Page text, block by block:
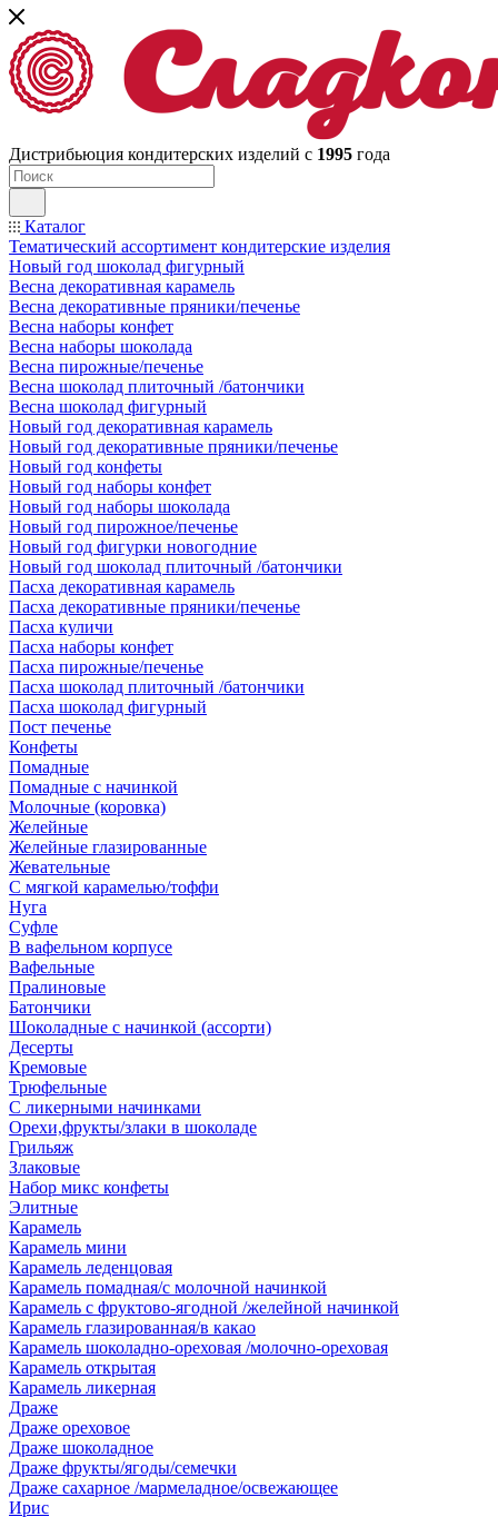
Дистрибьюция кондитерских изделий с 1995 года
Каталог
Тематический ассортимент кондитерские изделия
Новый год шоколад фигурный
Весна декоративная карамель
Весна декоративные пряники/печенье
Весна наборы конфет
Весна наборы шоколада
Весна пирожные/печенье
Весна шоколад плиточный /батончики
Весна шоколад фигурный
Новый год декоративная карамель
Новый год декоративные пряники/печенье
Новый год конфеты
Новый год наборы конфет
Новый год наборы шоколада
Новый год пирожное/печенье
Новый год фигурки новогодние
Новый год шоколад плиточный /батончики
Пасха декоративная карамель
Пасха декоративные пряники/печенье
Пасха куличи
Пасха наборы конфет
Пасха пирожные/печенье
Пасха шоколад плиточный /батончики
Пасха шоколад фигурный
Пост печенье
Конфеты
Помадные
Помадные с начинкой
Молочные (коровка)
Желейные
Желейные глазированные
Жевательные
С мягкой карамелью/тоффи
Нуга
Суфле
В вафельном корпусе
Вафельные
Пралиновые
Батончики
Шоколадные с начинкой (ассорти)
Десерты
Кремовые
Трюфельные
С ликерными начинками
Орехи,фрукты/злаки в шоколаде
Грильяж
Злаковые
Набор микс конфеты
Элитные
Карамель
Карамель мини
Карамель леденцовая
Карамель помадная/с молочной начинкой
Карамель с фруктово-ягодной /желейной начинкой
Карамель глазированная/в какао
Карамель шоколадно-ореховая /молочно-ореховая
Карамель открытая
Карамель ликерная
Драже
Драже ореховое
Драже шоколадное
Драже фрукты/ягоды/семечки
Драже сахарное /мармеладное/освежающее
Ирис